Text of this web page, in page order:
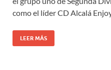
como el líder CD Alcalá
LEER MÁS